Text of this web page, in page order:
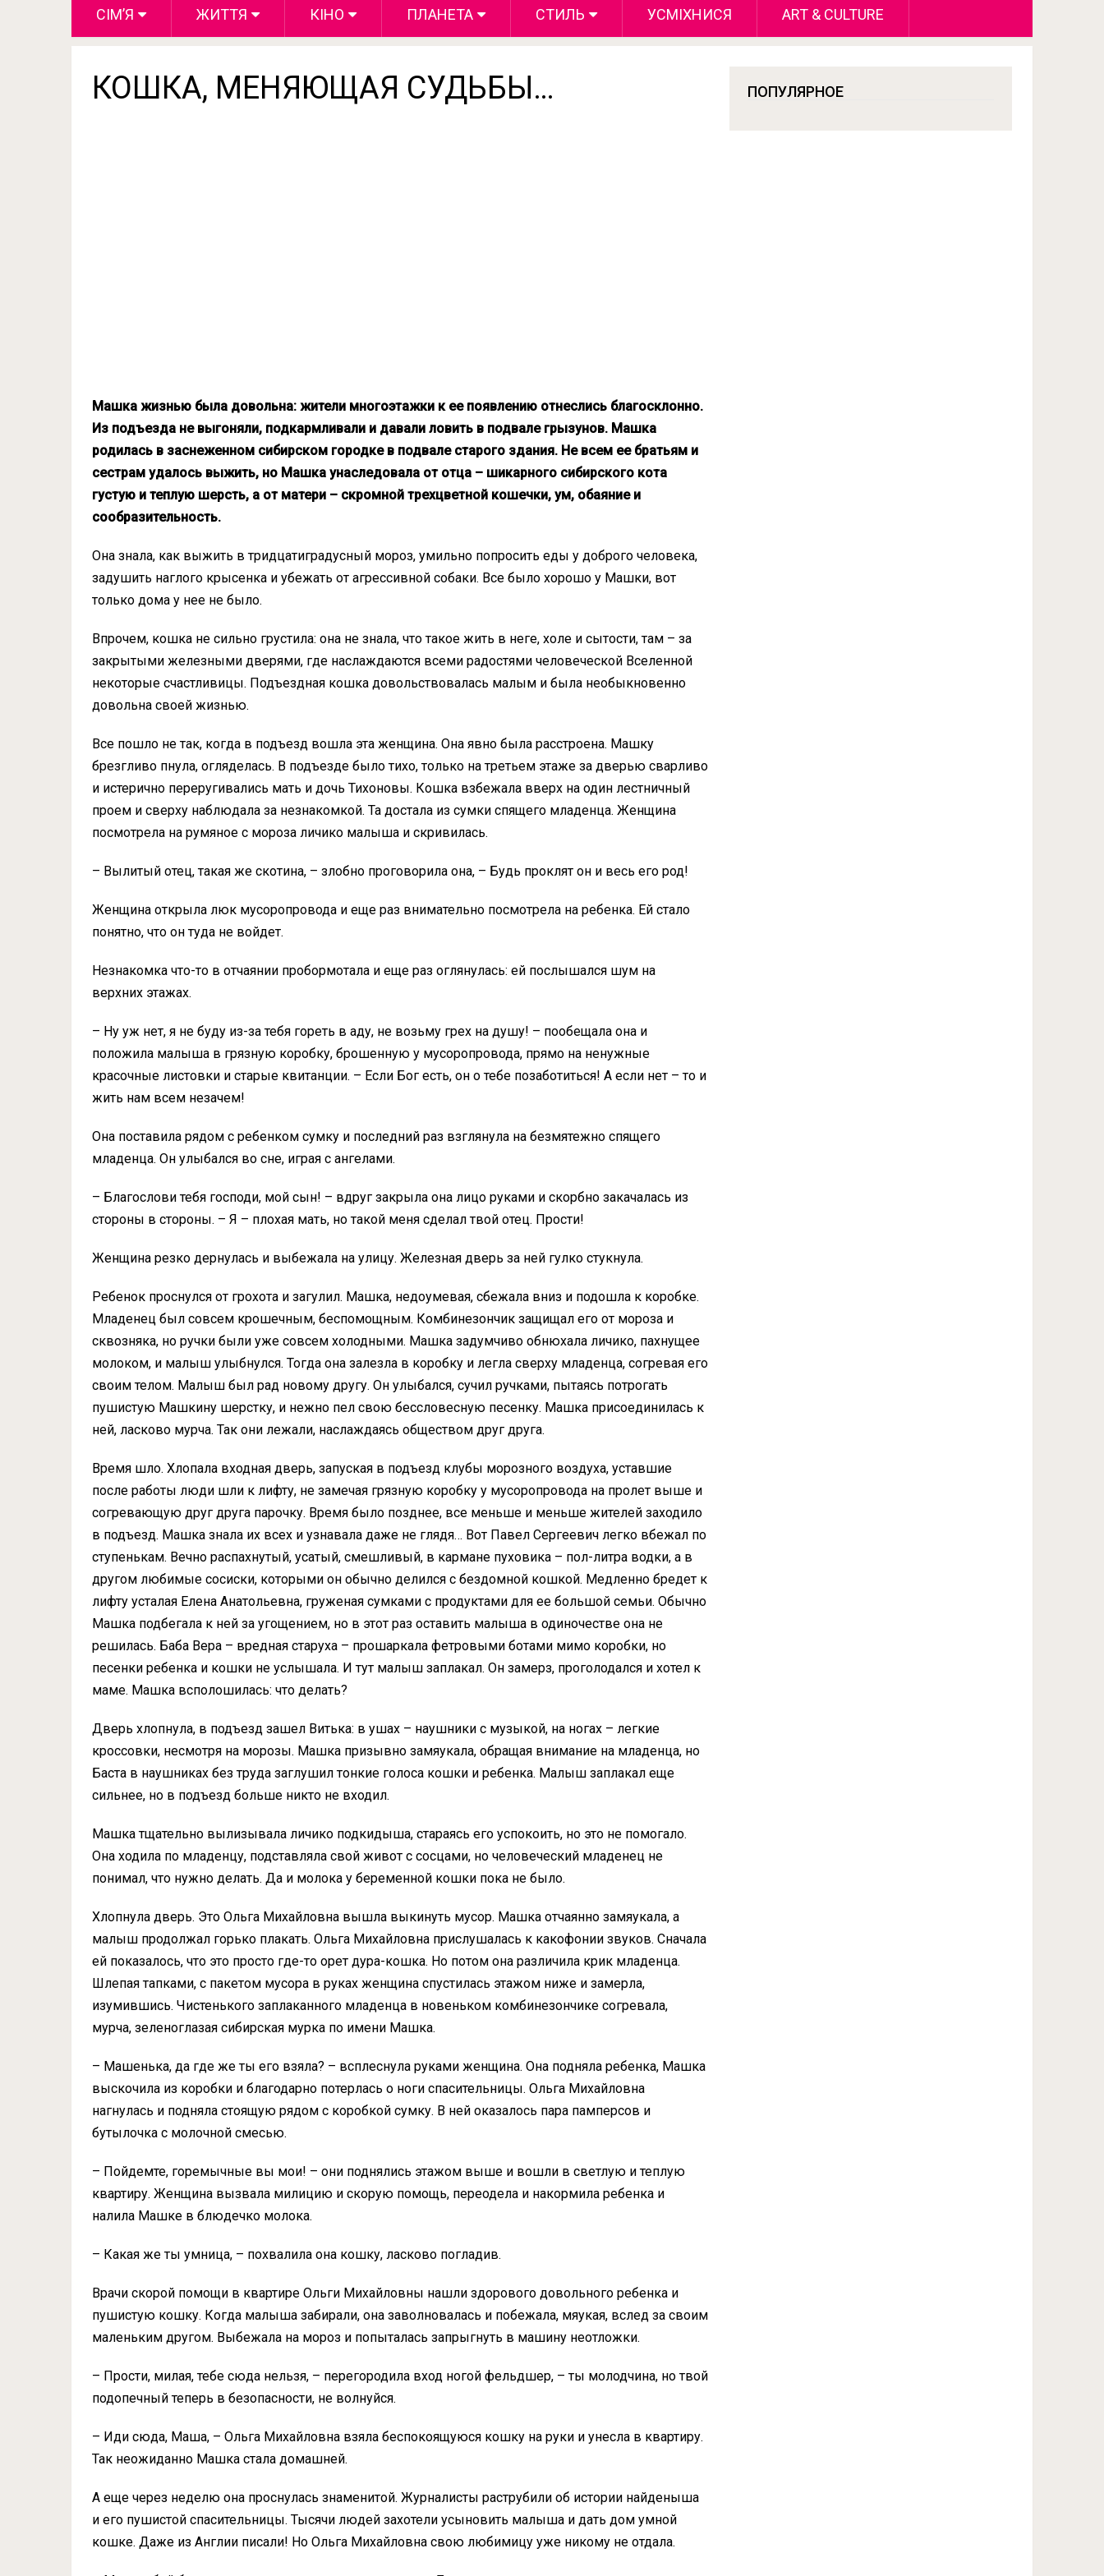
СІМ’Я ЖИТТЯ КІНО ПЛАНЕТА СТИЛЬ УСМІХНИСЯ ART & CULTURE
КОШКА, МЕНЯЮЩАЯ СУДЬБЫ…
Машка жизнью была довольна: жители многоэтажки к ее появлению отнеслись благосклонно.
Из подъезда не выгоняли, подкармливали и давали ловить в подвале грызунов. Машка
родилась в заснеженном сибирском городке в подвале старого здания. Не всем ее братьям и
сестрам удалось выжить, но Машка унаследовала от отца – шикарного сибирского кота
густую и теплую шерсть, а от матери – скромной трехцветной кошечки, ум, обаяние и
сообразительность.
Она знала, как выжить в тридцатиградусный мороз, умильно попросить еды у доброго человека,
задушить наглого крысенка и убежать от агрессивной собаки. Все было хорошо у Машки, вот
только дома у нее не было.
Впрочем, кошка не сильно грустила: она не знала, что такое жить в неге, холе и сытости, там – за
закрытыми железными дверями, где наслаждаются всеми радостями человеческой Вселенной
некоторые счастливицы. Подъездная кошка довольствовалась малым и была необыкновенно
довольна своей жизнью.
Все пошло не так, когда в подъезд вошла эта женщина. Она явно была расстроена. Машку
брезгливо пнула, огляделась. В подъезде было тихо, только на третьем этаже за дверью сварливо
и истерично переругивались мать и дочь Тихоновы. Кошка взбежала вверх на один лестничный
проем и сверху наблюдала за незнакомкой. Та достала из сумки спящего младенца. Женщина
посмотрела на румяное с мороза личико малыша и скривилась.
– Вылитый отец, такая же скотина, – злобно проговорила она, – Будь проклят он и весь его род!
Женщина открыла люк мусоропровода и еще раз внимательно посмотрела на ребенка. Ей стало
понятно, что он туда не войдет.
Незнакомка что-то в отчаянии пробормотала и еще раз оглянулась: ей послышался шум на
верхних этажах.
– Ну уж нет, я не буду из-за тебя гореть в аду, не возьму грех на душу! – пообещала она и
положила малыша в грязную коробку, брошенную у мусоропровода, прямо на ненужные
красочные листовки и старые квитанции. – Если Бог есть, он о тебе позаботиться! А если нет – то и
жить нам всем незачем!
Она поставила рядом с ребенком сумку и последний раз взглянула на безмятежно спящего
младенца. Он улыбался во сне, играя с ангелами.
– Благослови тебя господи, мой сын! – вдруг закрыла она лицо руками и скорбно закачалась из
стороны в стороны. – Я – плохая мать, но такой меня сделал твой отец. Прости!
Женщина резко дернулась и выбежала на улицу. Железная дверь за ней гулко стукнула.
Ребенок проснулся от грохота и загулил. Машка, недоумевая, сбежала вниз и подошла к коробке.
Младенец был совсем крошечным, беспомощным. Комбинезончик защищал его от мороза и
сквозняка, но ручки были уже совсем холодными. Машка задумчиво обнюхала личико, пахнущее
молоком, и малыш улыбнулся. Тогда она залезла в коробку и легла сверху младенца, согревая его
своим телом. Малыш был рад новому другу. Он улыбался, сучил ручками, пытаясь потрогать
пушистую Машкину шерстку, и нежно пел свою бессловесную песенку. Машка присоединилась к
ней, ласково мурча. Так они лежали, наслаждаясь обществом друг друга.
Время шло. Хлопала входная дверь, запуская в подъезд клубы морозного воздуха, уставшие
после работы люди шли к лифту, не замечая грязную коробку у мусоропровода на пролет выше и
согревающую друг друга парочку. Время было позднее, все меньше и меньше жителей заходило
в подъезд. Машка знала их всех и узнавала даже не глядя… Вот Павел Сергеевич легко вбежал по
ступенькам. Вечно распахнутый, усатый, смешливый, в кармане пуховика – пол-литра водки, а в
другом любимые сосиски, которыми он обычно делился с бездомной кошкой. Медленно бредет к
лифту усталая Елена Анатольевна, груженая сумками с продуктами для ее большой семьи. Обычно
Машка подбегала к ней за угощением, но в этот раз оставить малыша в одиночестве она не
решилась. Баба Вера – вредная старуха – прошаркала фетровыми ботами мимо коробки, но
песенки ребенка и кошки не услышала. И тут малыш заплакал. Он замерз, проголодался и хотел к
маме. Машка всполошилась: что делать?
Дверь хлопнула, в подъезд зашел Витька: в ушах – наушники с музыкой, на ногах – легкие
кроссовки, несмотря на морозы. Машка призывно замяукала, обращая внимание на младенца, но
Баста в наушниках без труда заглушил тонкие голоса кошки и ребенка. Малыш заплакал еще
сильнее, но в подъезд больше никто не входил.
Машка тщательно вылизывала личико подкидыша, стараясь его успокоить, но это не помогало.
Она ходила по младенцу, подставляла свой живот с сосцами, но человеческий младенец не
понимал, что нужно делать. Да и молока у беременной кошки пока не было.
Хлопнула дверь. Это Ольга Михайловна вышла выкинуть мусор. Машка отчаянно замяукала, а
малыш продолжал горько плакать. Ольга Михайловна прислушалась к какофонии звуков. Сначала
ей показалось, что это просто где-то орет дура-кошка. Но потом она различила крик младенца.
Шлепая тапками, с пакетом мусора в руках женщина спустилась этажом ниже и замерла,
изумившись. Чистенького заплаканного младенца в новеньком комбинезончике согревала,
мурча, зеленоглазая сибирская мурка по имени Машка.
– Машенька, да где же ты его взяла? – всплеснула руками женщина. Она подняла ребенка, Машка
выскочила из коробки и благодарно потерлась о ноги спасительницы. Ольга Михайловна
нагнулась и подняла стоящую рядом с коробкой сумку. В ней оказалось пара памперсов и
бутылочка с молочной смесью.
– Пойдемте, горемычные вы мои! – они поднялись этажом выше и вошли в светлую и теплую
квартиру. Женщина вызвала милицию и скорую помощь, переодела и накормила ребенка и
налила Машке в блюдечко молока.
– Какая же ты умница, – похвалила она кошку, ласково погладив.
Врачи скорой помощи в квартире Ольги Михайловны нашли здорового довольного ребенка и
пушистую кошку. Когда малыша забирали, она заволновалась и побежала, мяукая, вслед за своим
маленьким другом. Выбежала на мороз и попыталась запрыгнуть в машину неотложки.
– Прости, милая, тебе сюда нельзя, – перегородила вход ногой фельдшер, – ты молодчина, но твой
подопечный теперь в безопасности, не волнуйся.
– Иди сюда, Маша, – Ольга Михайловна взяла беспокоящуюся кошку на руки и унесла в квартиру.
Так неожиданно Машка стала домашней.
А еще через неделю она проснулась знаменитой. Журналисты раструбили об истории найденыша
и его пушистой спасительницы. Тысячи людей захотели усыновить малыша и дать дом умной
кошке. Даже из Англии писали! Но Ольга Михайловна свою любимицу уже никому не отдала.
ПОПУЛЯРНОЕ